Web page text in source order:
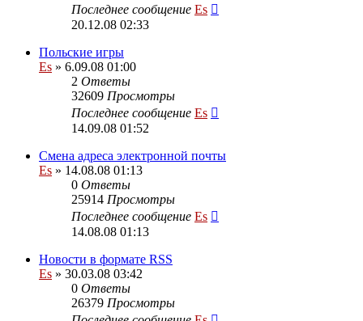
Последнее сообщение Es
20.12.08 02:33
Польские игры
Es » 6.09.08 01:00
2 Ответы
32609 Просмотры
Последнее сообщение Es
14.09.08 01:52
Смена адреса электронной почты
Es » 14.08.08 01:13
0 Ответы
25914 Просмотры
Последнее сообщение Es
14.08.08 01:13
Новости в формате RSS
Es » 30.03.08 03:42
0 Ответы
26379 Просмотры